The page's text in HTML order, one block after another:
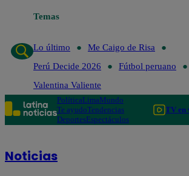
Temas
Lo último
Me Caigo de Risa
Perú Decide 2026
Fútbol peruano
Valentina Valiente
PolíticaLimaMundo
Te ayudoTendencias
DeportesEspectáculos
TV en
Noticias